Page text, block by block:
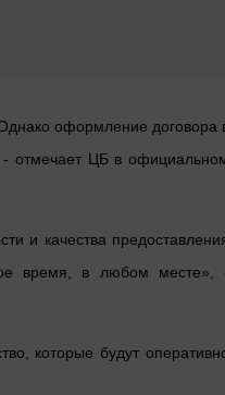
оформление договора
- отмечает ЦБ в
и качества
время, в любом месте»,
которые будут